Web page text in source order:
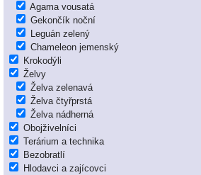
Agama vousatá
Gekončík noční
Leguán zelený
Chameleon jemenský
Krokodýli
Želvy
Želva zelenavá
Želva čtyřprstá
Želva nádherná
Obojživelníci
Terárium a technika
Bezobratlí
Hlodavci a zajícovci